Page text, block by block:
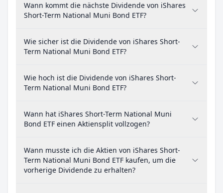
Wann kommt die nächste Dividende von iShares
Short-Term National Muni Bond ETF?
Wie sicher ist die Dividende von iShares Short-
Term National Muni Bond ETF?
Wie hoch ist die Dividende von iShares Short-
Term National Muni Bond ETF?
Wann hat iShares Short-Term National Muni
Bond ETF einen Aktiensplit vollzogen?
Wann musste ich die Aktien von iShares Short-
Term National Muni Bond ETF kaufen, um die
vorherige Dividende zu erhalten?